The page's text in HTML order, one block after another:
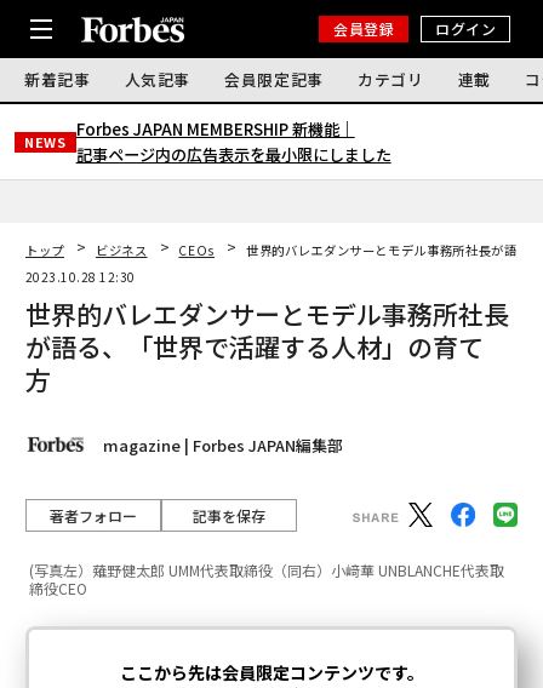
会員登録 ログイン
新着記事 人気記事 会員限定記事 カテゴリ 連載
NEWS
Forbes JAPAN MEMBERSHIP 新機能｜
記事ページ内の広告表示を最小限にしました
トップ ビジネス CEOs
世界的バレエダンサーとモデル事務所社長が語
2023.10.28 12:30
世界的バレエダンサーとモデル事務所社長
が語る、「世界で活躍する人材」の育て
方
magazine | Forbes JAPAN編集部
著者フォロー 記事を保存
(写真左）薙野健太郎 UMM代表取締役（同右）小﨑華 UNBLANCHE代表取
締役CEO